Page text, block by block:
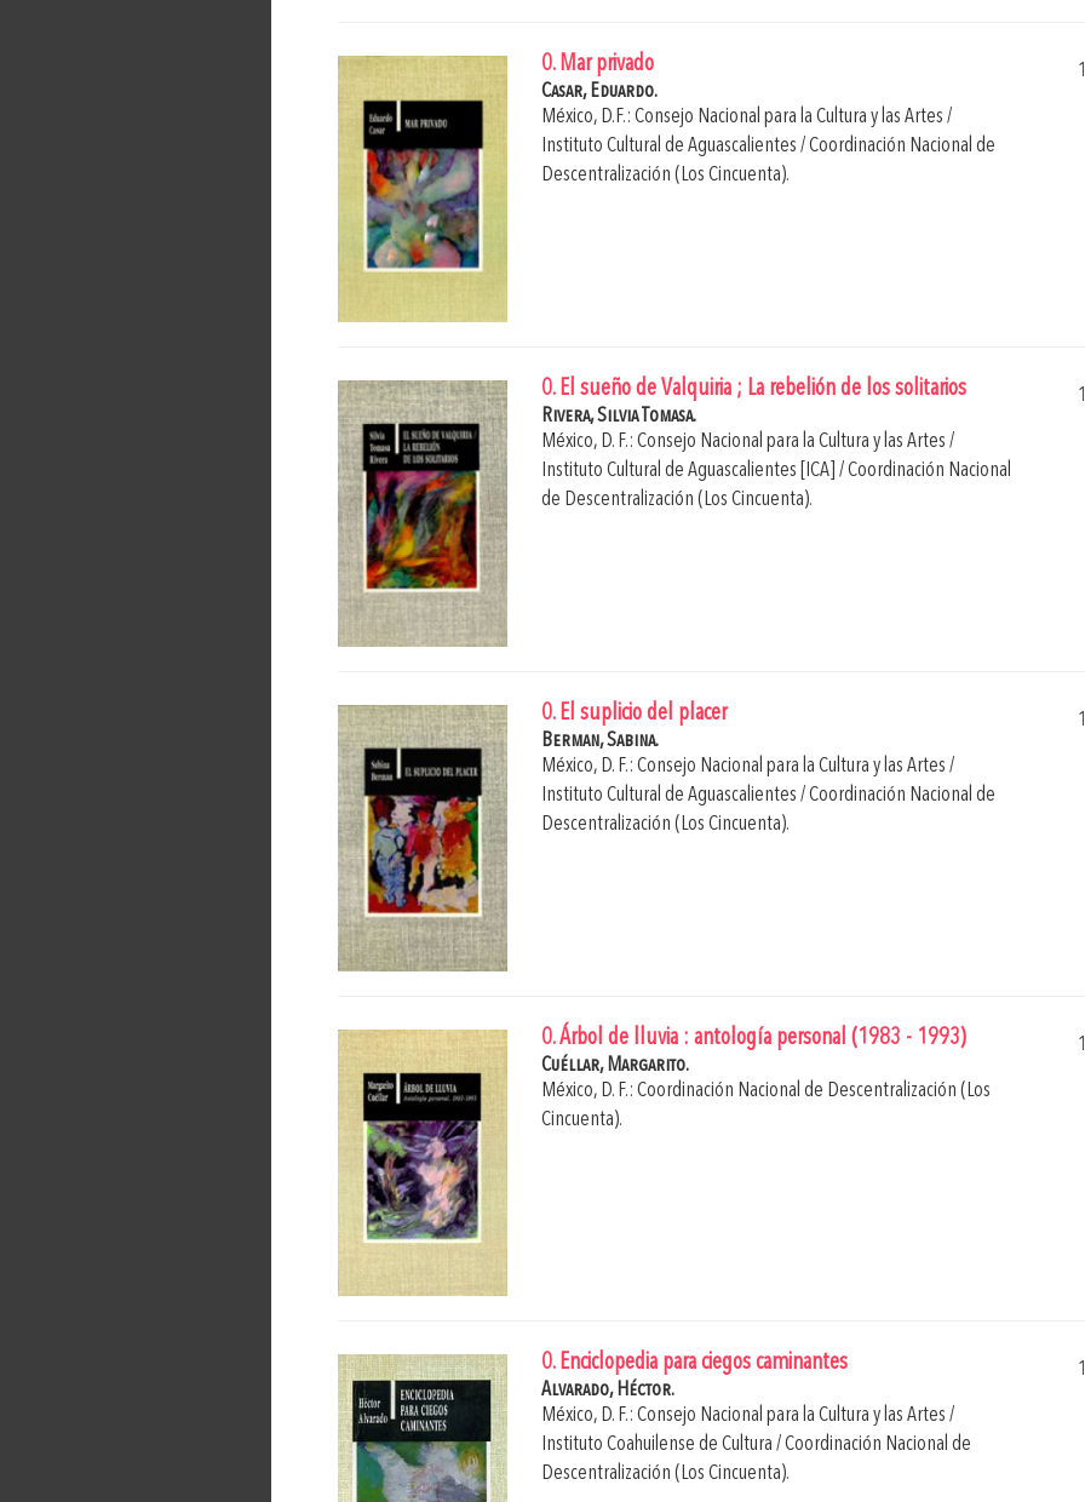
0. Mar privado
Casar, Eduardo.
México, D.F.: Consejo Nacional para la Cultura y las Artes /
Instituto Cultural de Aguascalientes / Coordinación Nacional de
Descentralización (Los Cincuenta).
0. El sueño de Valquiria ; La rebelión de los solitarios
Rivera, Silvia Tomasa.
México, D. F.: Consejo Nacional para la Cultura y las Artes /
Instituto Cultural de Aguascalientes [ICA] / Coordinación Nacional
de Descentralización (Los Cincuenta).
0. El suplicio del placer
Berman, Sabina.
México, D. F.: Consejo Nacional para la Cultura y las Artes /
Instituto Cultural de Aguascalientes / Coordinación Nacional de
Descentralización (Los Cincuenta).
0. Árbol de lluvia : antología personal (1983 - 1993)
Cuéllar, Margarito.
México, D. F.: Coordinación Nacional de Descentralización (Los
Cincuenta).
0. Enciclopedia para ciegos caminantes
Alvarado, Héctor.
México, D. F.: Consejo Nacional para la Cultura y las Artes /
Instituto Coahuilense de Cultura / Coordinación Nacional de
Descentralización (Los Cincuenta).